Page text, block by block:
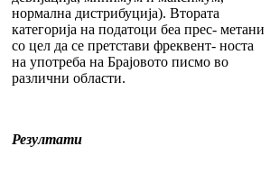
нормална дистрибуција). Втората
категорија на податоци беа прес- метани
со цел да се претстави фреквент- носта
на употреба на Брајовото писмо во
различни области.
Резултати